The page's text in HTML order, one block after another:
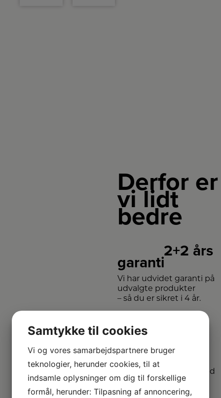
Derfor er
vi lidt
bedre
2+2 års
garanti
Vi har udvidet garanti på
udvalgte produkter
– så du er sikret i 4 år.
sortiment
Vi har et af Danmarks
største sortimenter med
alle de kendte
varemærker.
Samtykke til cookies
Vi og vores samarbejdspartnere bruger
teknologier, herunder cookies, til at
indsamle oplysninger om dig til forskellige
formål, herunder: Tilpasning af annoncering,